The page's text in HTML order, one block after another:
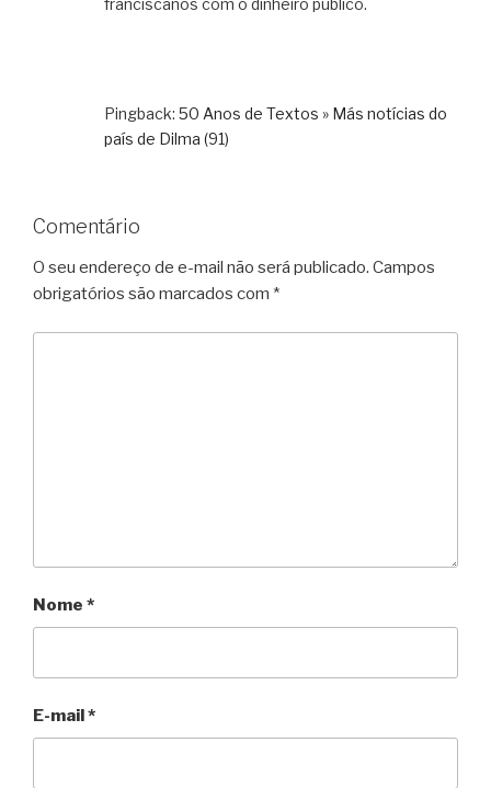
Pingback: 50 Anos de Textos » Más notícias do
país de Dilma (91)
Comentário
O seu endereço de e-mail não será publicado. Campos
obrigatórios são marcados com *
Nome *
E-mail*